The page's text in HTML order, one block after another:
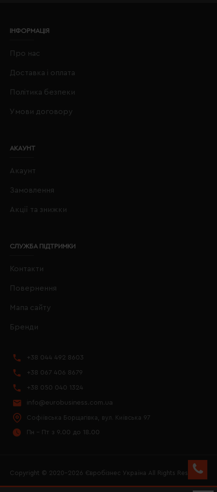
ІНФОРМАЦІЯ
Про нас
Доставка і оплата
Політика безпеки
Умови договору
АКАУНТ
Акаунт
Замовлення
Акції та знижки
СЛУЖБА ПІДТРИМКИ
Контакти
Повернення
Мапа сайту
Бренди
+38 044 492 8603
+38 067 406 8679
+38 050 040 1324
info@eurobusiness.com.ua
Софіївська Борщагівка, вул. Київська 97
Пн - Пт з 9.00 до 18.00
Copyright © 2020–2026 Євробізнес Україна All Rights Reserved